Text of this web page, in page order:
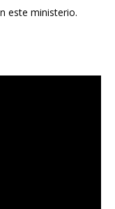
este ministerio.